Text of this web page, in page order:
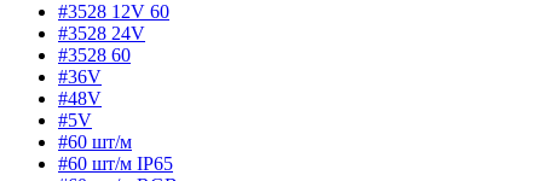
#3528 12V 60
#3528 24V
#3528 60
#36V
#48V
#5V
#60 шт/м
#60 шт/м IP65